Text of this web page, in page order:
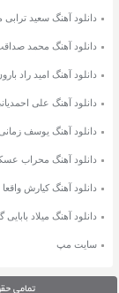
دانلود آهنگ سعید ترابی
دانلود آهنگ محمد
دانلود آهنگ امید راد
دانلود آهنگ علی
دانلود آهنگ یوسف
دانلود آهنگ محراب
دانلود آهنگ کیارش واقعا
دانلود آهنگ میلاد بابایی
سایت مپ
تمامی